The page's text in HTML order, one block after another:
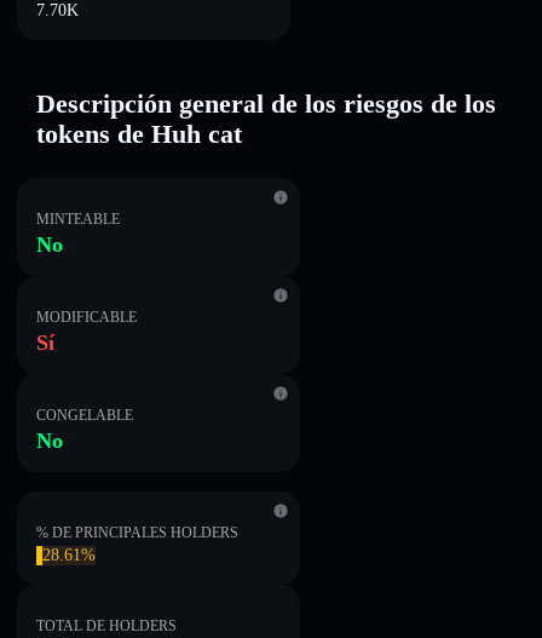
7.70K
Descripción general de los riesgos de los
tokens de Huh cat
MINTEABLE
No
MODIFICABLE
Sí
CONGELABLE
No
% DE PRINCIPALES HOLDERS
28.61%
TOTAL DE HOLDERS